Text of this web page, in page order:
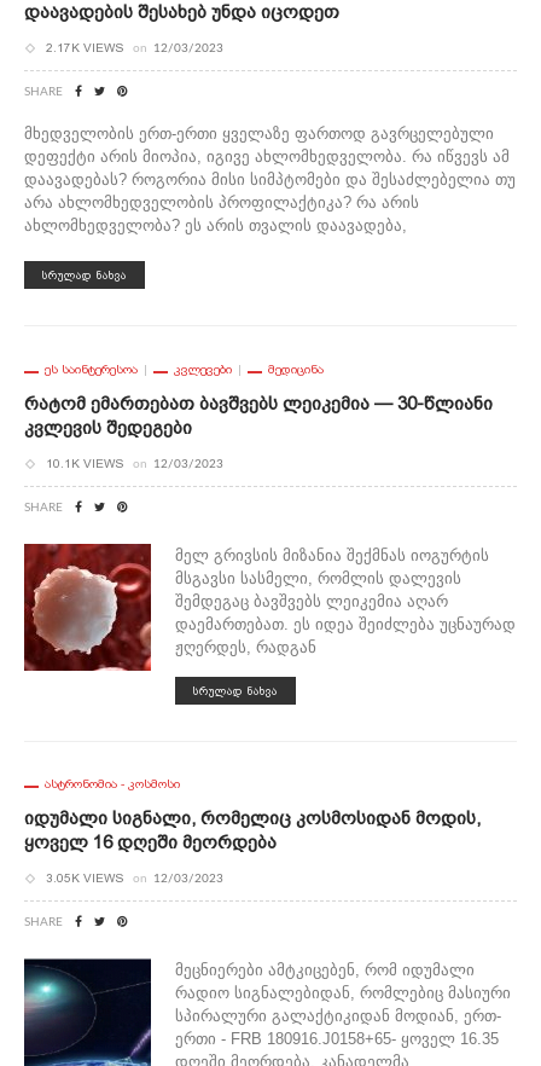
Დაავადების Შესახებ Უნდა Იცოდეთ
2.17K VIEWS on 12/03/2023
SHARE
მხედველობის ერთ-ერთი ყველაზე ფართოდ გავრცელებული
დეფექტი არის მიოპია, იგივე ახლომხედველობა. რა იწვევს ამ
დაავადებას? როგორია მისი სიმპტომები და შესაძლებელია თუ
არა ახლომხედველობის პროფილაქტიკა? რა არის
ახლომხედველობა? ეს არის თვალის დაავადება,
ᲡᲠᲣᲚᲐᲓ ᲜᲐᲮᲕᲐ
ᲔᲡ ᲡᲐᲘᲜᲢᲔᲠᲔᲡᲝᲐ ᲙᲕᲚᲔᲕᲔᲑᲘ ᲛᲔᲓᲘᲪᲘᲜᲐ
Რატომ Ემართებათ Ბავშვებს Ლეიკემია — 30-Წლიანი
Კვლევის Შედეგები
10.1K VIEWS on 12/03/2023
SHARE
მელ გრივსის მიზანია შექმნას იოგურტის
მსგავსი სასმელი, რომლის დალევის
შემდეგაც ბავშვებს ლეიკემია აღარ
დაემართებათ. ეს იდეა შეიძლება უცნაურად
ჟღერდეს, რადგან
ᲡᲠᲣᲚᲐᲓ ᲜᲐᲮᲕᲐ
ᲐᲡᲢᲠᲝᲜᲝᲛᲘᲐ - ᲙᲝᲡᲛᲝᲡᲘ
Იდუმალი Სიგნალი, Რომელიც Კოსმოსიდან Მოდის,
Ყოველ 16 Დღეში Მეორდება
3.05K VIEWS on 12/03/2023
SHARE
მეცნიერები ამტკიცებენ, რომ იდუმალი
რადიო სიგნალებიდან, რომლებიც მასიური
სპირალური გალაქტიკიდან მოდიან, ერთ-
ერთი - FRB 180916.J0158+65- ყოველ 16.35
დღეში მეორდება. კანადელმა